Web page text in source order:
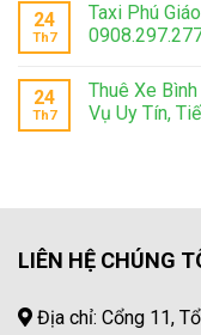
24
Th7
Taxi Phú
24
Th7
Thuê Xe
Vụ Uy Tín,
LIÊN HỆ CHÚNG
Địa chỉ: Cổng 11,